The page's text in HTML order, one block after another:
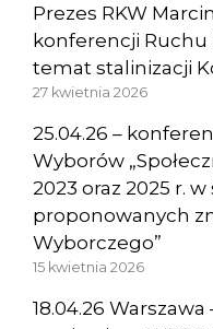
Prezes RKW
konferencji
temat stalinizacji
27 kwietnia 2026
25.04.26 –
Wyborów
2023 oraz 2025 r.
proponowanych
Wyborczego”
15 kwietnia 2026
18.04.26